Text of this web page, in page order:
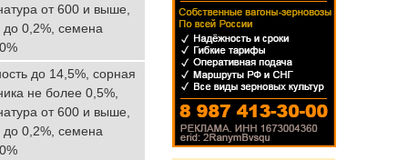
от 600 и выше,
до 0,2%, семена
до 14,5%, сорная
не более 0,5%,
от 600 и выше,
до 0,2%, семена